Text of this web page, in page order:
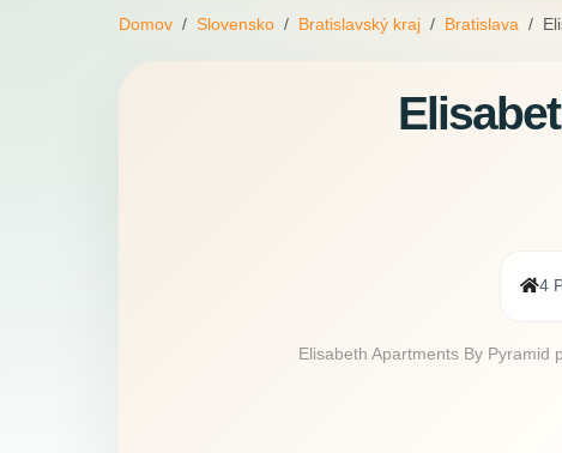
Domov Slovensko Bratislavský kraj Bratislava
4
Elisabeth Apartments By Pyramid